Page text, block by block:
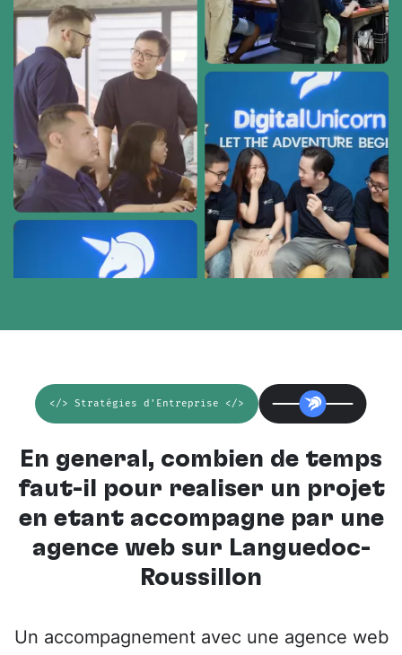
</> Stratégies d'Entreprise </>
En général, combien de temps
faut-il pour réaliser un projet
en étant accompagné par une
agence web sur Languedoc-
Roussillon
Un accompagnement avec une agence web